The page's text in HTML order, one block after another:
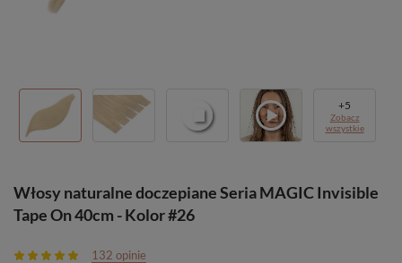
+5
Zobacz
wszystkie
Włosy naturalne doczepiane Seria MAGIC Invisible
Tape On 40cm - Kolor #26
132 opinie